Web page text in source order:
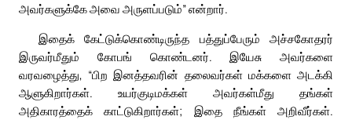
அவர்களுக்கே அவை அருளப்படும்” என்றார்.
இதைக் கேட்டுக்கொண்டிருந்த பத்துப்பேரும் அச்சகோதரர்
இருவர்மீதும் கோபங் கொண்டனர். இயேசு அவர்களை
வரவழைத்து, “பிற இனத்தவரின் தலைவர்கள் மக்களை அடக்கி
ஆளுகிறார்கள். உயர்குடிமக்கள் அவர்கள்மீது தங்கள்
அதிகாரத்தைக் காட்டுகிறார்கள்; இதை நீங்கள் அறிவீர்கள்.